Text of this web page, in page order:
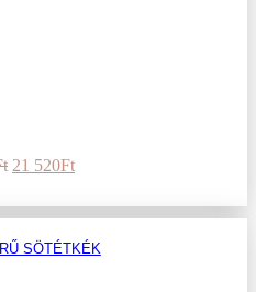
Original
was:
26
900Ft.
21 520FtCurrent
is:
21
520Ft.
SÖTÉTKÉK